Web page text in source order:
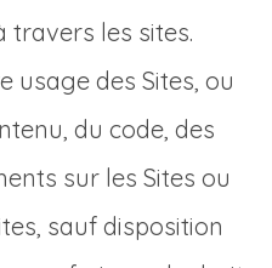
travers les sites.
usage des Sites, ou
du code, des
sur les Sites ou
sauf disposition